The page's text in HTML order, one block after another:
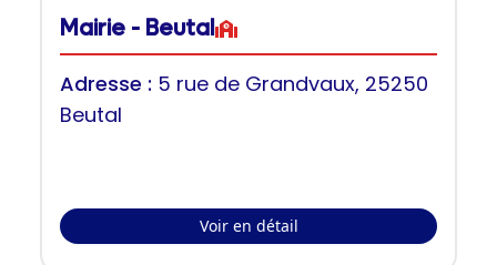
Mairie - Beutal
Adresse : 5 rue de Grandvaux, 25250
Beutal
Voir en détail